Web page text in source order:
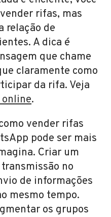
rifas, mas
relação de
A dica é
que chame
claramente como
da rifa. Veja
.
vender rifas
pode ser mais
Criar um
no
de informações
mesmo tempo.
os grupos